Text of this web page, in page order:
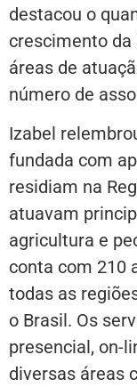
destacou o
crescimento
áreas de
número de
Izabel
fundada com
residiam na
atuavam
agricultura e
conta com 210
todas as
o Brasil. Os
presencial, on-
diversas áreas